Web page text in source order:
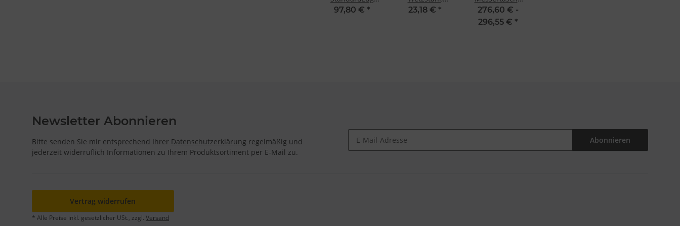
Serie 1905 von
97,80 € *
Standardzug 30
23,18 € *
Dick Culinary
Bag 8-teilig
276,60 € -
296,55 € *
Newsletter Abonnieren
Bitte senden Sie mir entsprechend Ihrer Datenschutzerklärung regelmäßig und
jederzeit widerruflich Informationen zu Ihrem Produktsortiment per E-Mail zu.
Abonnieren
Vertrag widerrufen
* Alle Preise inkl. gesetzlicher USt., zzgl. Versand